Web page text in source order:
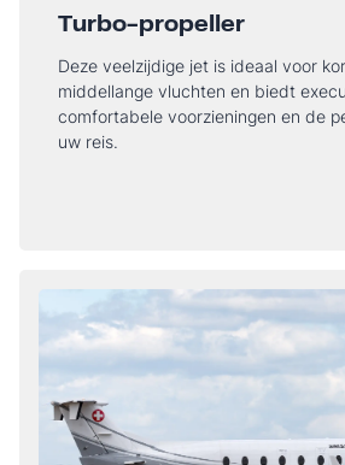
Turbo-propeller
Deze veelzijdige jet is ideaal voor
middellange vluchten en biedt
comfortabele voorzieningen en de
uw reis.